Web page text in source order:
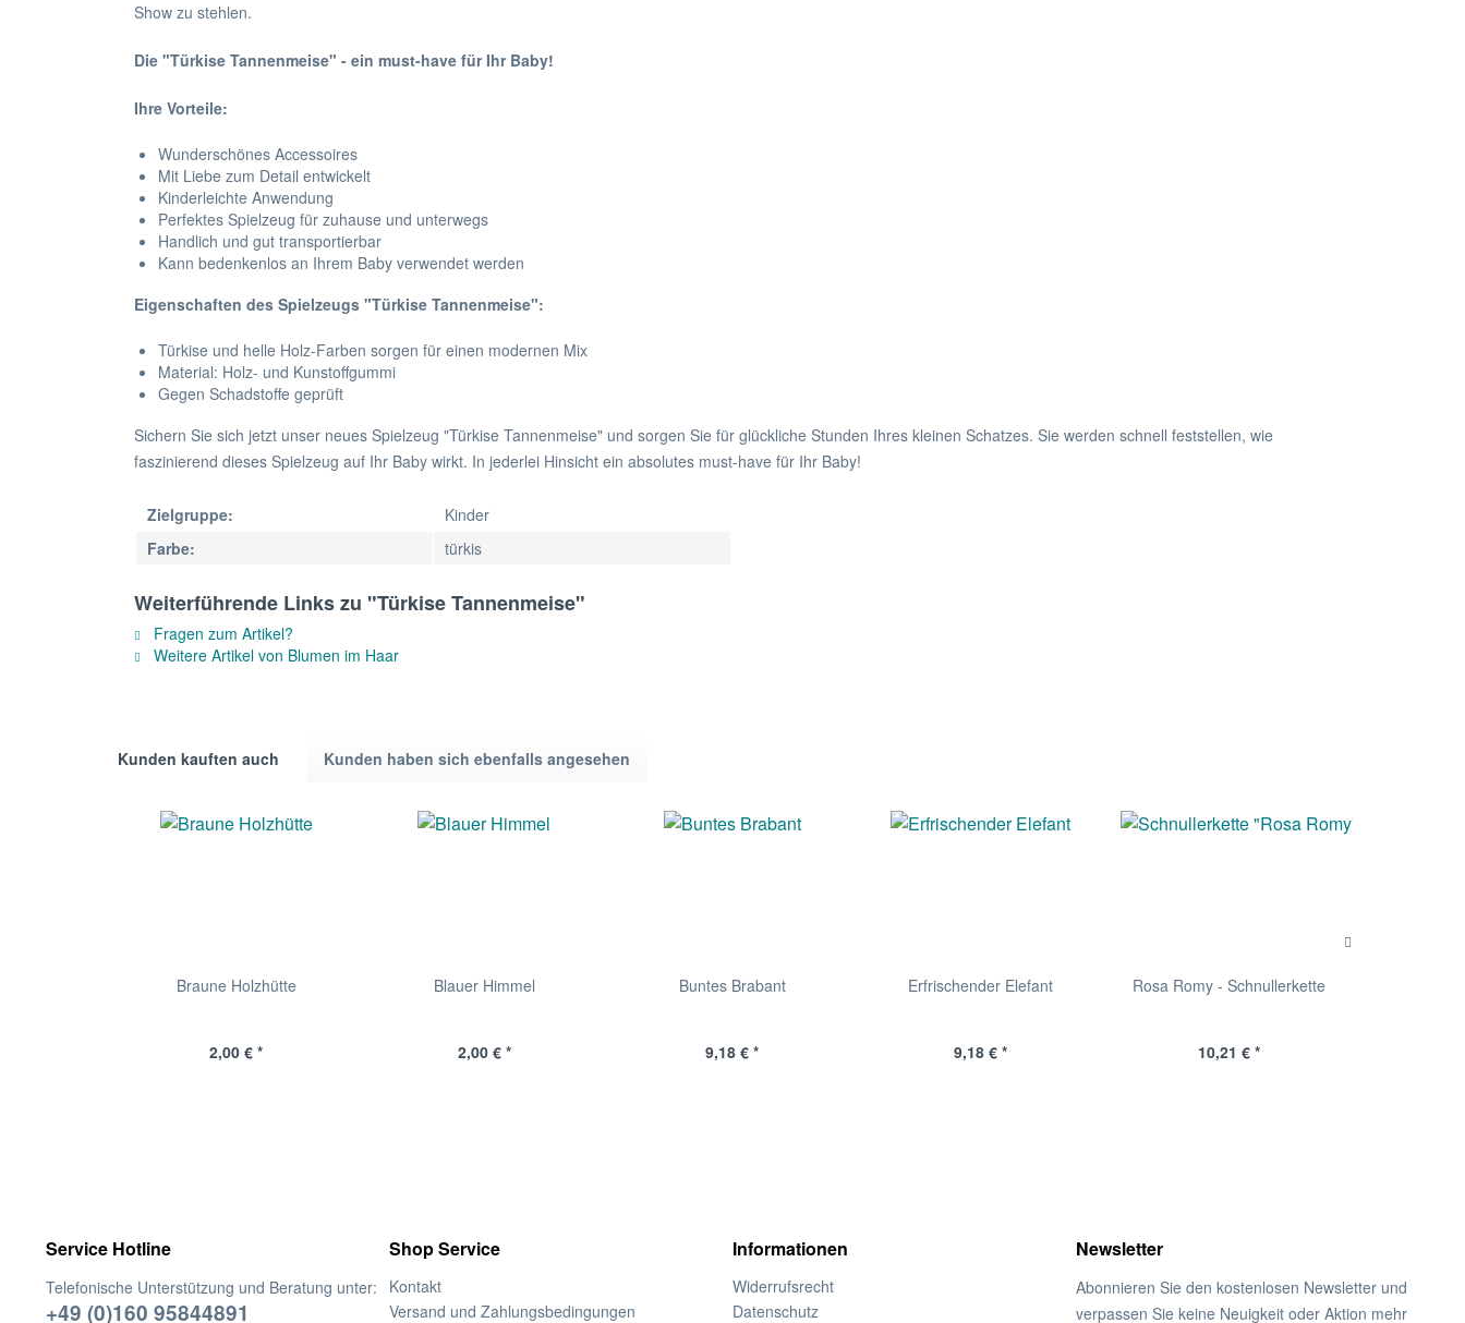
Show zu stehlen.
Die "Türkise Tannenmeise" - ein must-have für Ihr Baby!
Ihre Vorteile:
Wunderschönes Accessoires
Mit Liebe zum Detail entwickelt
Kinderleichte Anwendung
Perfektes Spielzeug für zuhause und unterwegs
Handlich und gut transportierbar
Kann bedenkenlos an Ihrem Baby verwendet werden
Eigenschaften des Spielzeugs "Türkise Tannenmeise":
Türkise und helle Holz-Farben sorgen für einen modernen Mix
Material: Holz- und Kunstoffgummi
Gegen Schadstoffe geprüft
Sichern Sie sich jetzt unser neues Spielzeug "Türkise Tannenmeise" und sorgen Sie für glückliche Stunden Ihres kleinen Schatzes. Sie werden schnell feststellen, wie
faszinierend dieses Spielzeug auf Ihr Baby wirkt. In jederlei Hinsicht ein absolutes must-have für Ihr Baby!
Zielgruppe:
Kinder
Farbe:
türkis
Weiterführende Links zu "Türkise Tannenmeise"
Fragen zum Artikel?
Weitere Artikel von Blumen im Haar
Kunden kauften auch Kunden haben sich ebenfalls angesehen
Braune Holzhütte
2,00 € *
Blauer Himmel
2,00 € *
Buntes Brabant
9,18 € *
Erfrischender Elefant
9,18 € *
Rosa Romy - Schnullerkette
10,21 € *
Service Hotline
Telefonische Unterstützung und Beratung unter:
+49 (0)160 95844891
Shop Service
Kontakt
Versand und Zahlungsbedingungen
Informationen
Widerrufsrecht
Datenschutz
Newsletter
Abonnieren Sie den kostenlosen Newsletter und
verpassen Sie keine Neuigkeit oder Aktion mehr